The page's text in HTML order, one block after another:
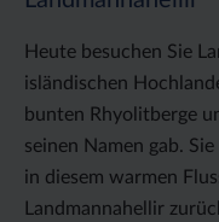
Heute besuchen Sie
isländischen
bunten Rhyolitberge
seinen Namen gab.
in diesem warmen
Landmannahellir